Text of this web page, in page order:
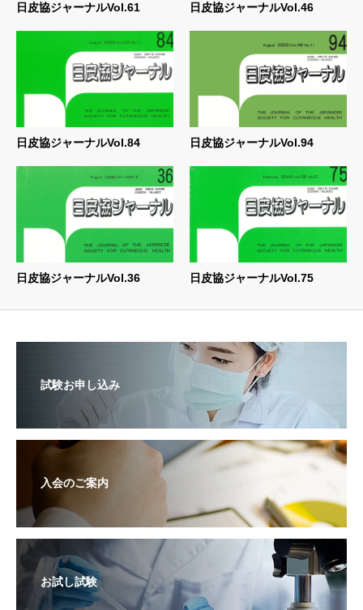
日皮協ジャーナルVol.61 日皮協ジャーナルVol.46
日皮協ジャーナルVol.84 日皮協ジャーナルVol.94
日皮協ジャーナルVol.36 日皮協ジャーナルVol.75
試験お申し込み
入会のご案内
お試し試験